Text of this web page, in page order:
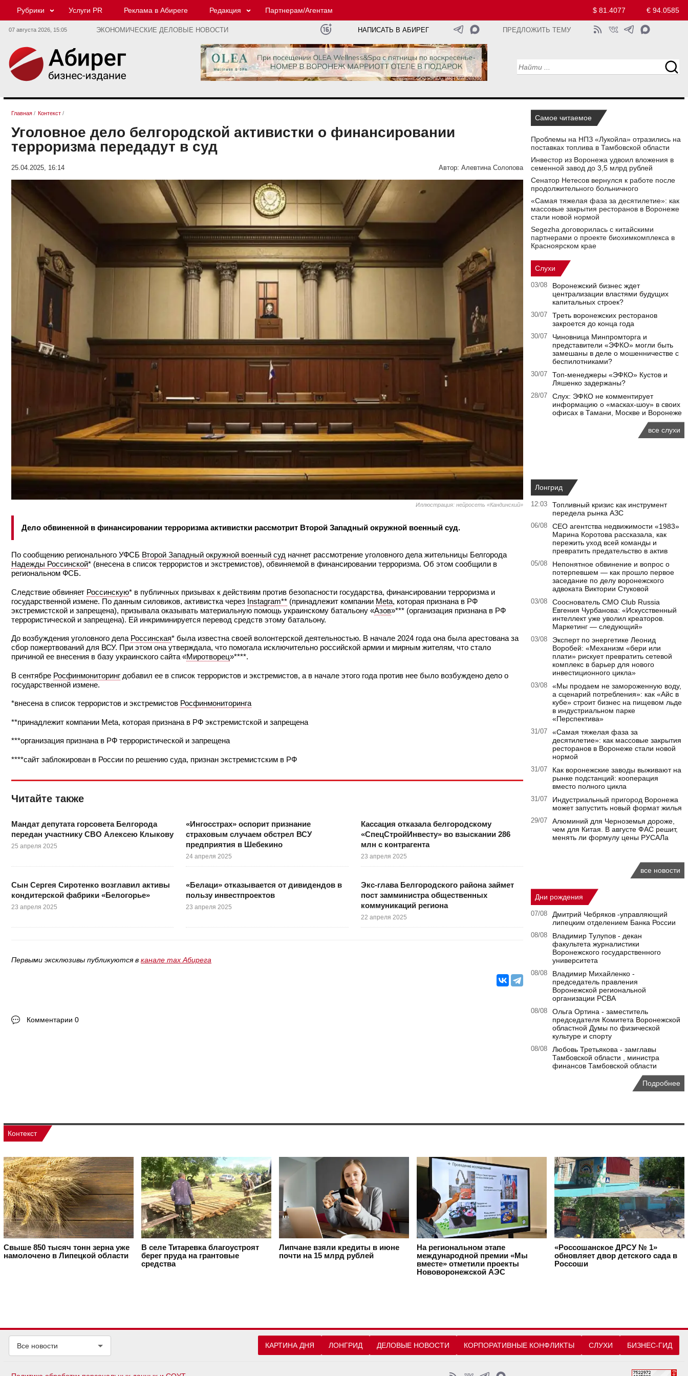
Рубрики Услуги PR Реклама в Абиреге Редакция Партнерам/Агентам $ 81.4077 € 94.0585
07 августа 2026, 15:05 ЭКОНОМИЧЕСКИЕ ДЕЛОВЫЕ НОВОСТИ НАПИСАТЬ В АБИРЕГ ПРЕДЛОЖИТЬ ТЕМУ
Главная / Контекст /
Уголовное дело белгородской активистки о финансировании
терроризма передадут в суд
25.04.2025, 16:14 Автор: Алевтина Солопова
Иллюстрация: нейросеть «Кандинский»
Дело обвиненной в финансировании терроризма активистки рассмотрит Второй Западный окружной военный суд.
По сообщению регионального УФСБ Второй Западный окружной военный суд начнет рассмотрение уголовного дела жительницы Белгорода
Надежды Россинской* (внесена в список террористов и экстремистов), обвиняемой в финансировании терроризма. Об этом сообщили в
региональном ФСБ.
Следствие обвиняет Россинскую* в публичных призывах к действиям против безопасности государства, финансировании терроризма и
государственной измене. По данным силовиков, активистка через Instagram** (принадлежит компании Meta, которая признана в РФ
экстремистской и запрещена), призывала оказывать материальную помощь украинскому батальону «Азов»*** (организация признана в РФ
террористической и запрещена). Ей инкриминируется перевод средств этому батальону.
До возбуждения уголовного дела Россинская* была известна своей волонтерской деятельностью. В начале 2024 года она была арестована за
сбор пожертвований для ВСУ. При этом она утверждала, что помогала исключительно российской армии и мирным жителям, что стало
причиной ее внесения в базу украинского сайта «Миротворец»****.
В сентябре Росфинмониторинг добавил ее в список террористов и экстремистов, а в начале этого года против нее было возбуждено дело о
государственной измене.
*внесена в список террористов и экстремистов Росфинмониторинга
**принадлежит компании Meta, которая признана в РФ экстремистской и запрещена
***организация признана в РФ террористической и запрещена
****сайт заблокирован в России по решению суда, признан экстремистским в РФ
Читайте также
Мандат депутата горсовета Белгорода
передан участнику СВО Алексею Клыкову
25 апреля 2025
«Ингосстрах» оспорит признание
страховым случаем обстрел ВСУ
предприятия в Шебекино
24 апреля 2025
Кассация отказала белгородскому
«СпецСтройИнвесту» во взыскании 286
млн с контрагента
23 апреля 2025
Сын Сергея Сиротенко возглавил активы
кондитерской фабрики «Белогорье»
23 апреля 2025
«Белаци» отказывается от дивидендов в
пользу инвестпроектов
23 апреля 2025
Экс-глава Белгородского района займет
пост замминистра общественных
коммуникаций региона
22 апреля 2025
Первыми эксклюзивы публикуются в канале max Абирега
Комментарии 0
Самое читаемое
Проблемы на НПЗ «Лукойла» отразились на
поставках топлива в Тамбовской области
Инвестор из Воронежа удвоил вложения в
семенной завод до 3,5 млрд рублей
Сенатор Нетесов вернулся к работе после
продолжительного больничного
«Самая тяжелая фаза за десятилетие»: как
массовые закрытия ресторанов в Воронеже
стали новой нормой
Segezha договорилась с китайскими
партнерами о проекте биохимкомплекса в
Красноярском крае
Слухи
03/08
Воронежский бизнес ждет
централизации властями будущих
капитальных строек?
30/07
Треть воронежских ресторанов
закроется до конца года
30/07
Чиновница Минпромторга и
представители «ЭФКО» могли быть
замешаны в деле о мошенничестве с
беспилотниками?
30/07
Топ-менеджеры «ЭФКО» Кустов и
Ляшенко задержаны?
28/07
Слух: ЭФКО не комментирует
информацию о «масках-шоу» в своих
офисах в Тамани, Москве и Воронеже
все слухи
Лонгрид
12:03
Топливный кризис как инструмент
передела рынка АЗС
06/08
CEO агентства недвижимости «1983»
Марина Коротова рассказала, как
пережить уход всей команды и
превратить предательство в актив
05/08
Непонятное обвинение и вопрос о
потерпевшем — как прошло первое
заседание по делу воронежского
адвоката Виктории Стуковой
03/08
Сооснователь CMO Club Russia
Евгения Чурбанова: «Искусственный
интеллект уже уволил креаторов.
Маркетинг — следующий»
03/08
Эксперт по энергетике Леонид
Воробей: «Механизм «бери или
плати» рискует превратить сетевой
комплекс в барьер для нового
инвестиционного цикла»
03/08
«Мы продаем не замороженную воду,
а сценарий потребления»: как «Айс в
кубе» строит бизнес на пищевом льде
в индустриальном парке
«Перспектива»
31/07
«Самая тяжелая фаза за
десятилетие»: как массовые закрытия
ресторанов в Воронеже стали новой
нормой
31/07
Как воронежские заводы выживают на
рынке подстанций: кооперация
вместо полного цикла
31/07
Индустриальный пригород Воронежа
может запустить новый формат жилья
29/07
Алюминий для Черноземья дороже,
чем для Китая. В августе ФАС решит,
менять ли формулу цены РУСАЛа
все новости
Дни рождения
07/08
Дмитрий Чебряков -управляющий
липецким отделением Банка России
08/08
Владимир Тулупов - декан
факультета журналистики
Воронежского государственного
университета
08/08
Владимир Михайленко -
председатель правления
Воронежской региональной
организации РСВА
08/08
Ольга Ортина - заместитель
председателя Комитета Воронежской
областной Думы по физической
культуре и спорту
08/08
Любовь Третьякова - замглавы
Тамбовской области , министра
финансов Тамбовской области
Подробнее
Контекст
Свыше 850 тысяч тонн зерна уже
намолочено в Липецкой области
В селе Титаревка благоустроят
берег пруда на грантовые
средства
Липчане взяли кредиты в июне
почти на 15 млрд рублей
На региональном этапе
международной премии «Мы
вместе» отметили проекты
Нововоронежской АЭС
«Россошанское ДРСУ № 1»
обновляет двор детского сада в
Россоши
Все новости КАРТИНА ДНЯ ЛОНГРИД ДЕЛОВЫЕ НОВОСТИ КОРПОРАТИВНЫЕ КОНФЛИКТЫ СЛУХИ БИЗНЕС-ГИД